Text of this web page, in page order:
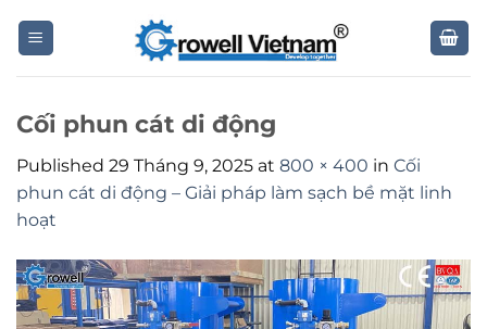
Cối phun cát di động
Published 29 Tháng 9, 2025 at 800 × 400 in Cối
phun cát di động – Giải pháp làm sạch bề mặt linh
hoạt